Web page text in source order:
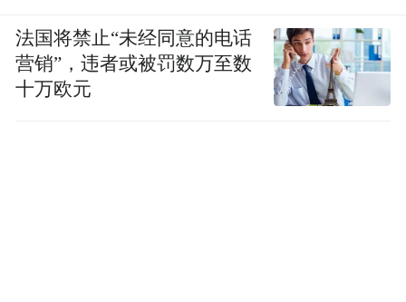
法国将禁止“未经同意的电话
营销”，违者或被罚数万至数
十万欧元